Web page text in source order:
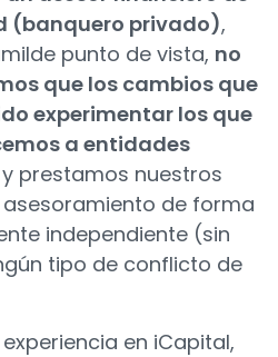
(banquero privado),
punto de vista, no
que los cambios que
experimentar los que
a entidades
y prestamos nuestros
de forma
independiente (sin
tipo de conflicto de
en iCapital,